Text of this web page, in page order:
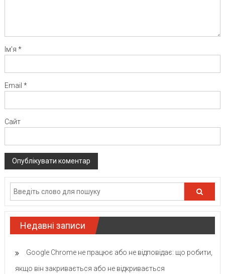
Ім'я *
Email *
Сайт
Недавні записи
Google Chrome не працює або не відповідає: що робити,
якщо він закривається або не відкривається